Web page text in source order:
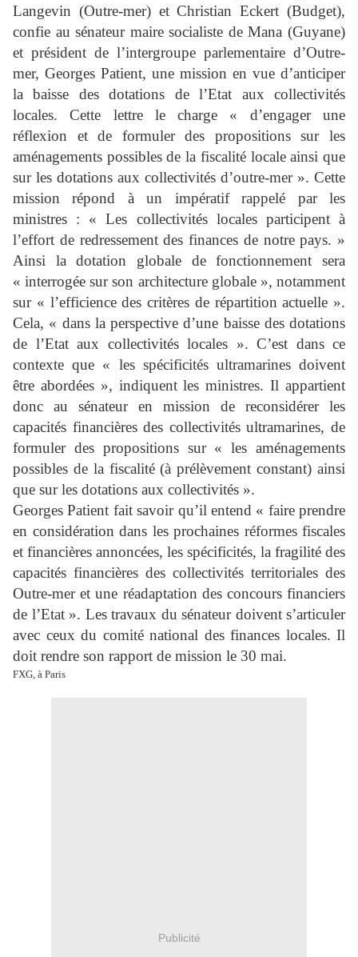
Langevin (Outre-mer) et Christian Eckert (Budget),
confie au sénateur maire socialiste de Mana (Guyane)
et président de l’intergroupe parlementaire d’Outre-
mer, Georges Patient, une mission en vue d’anticiper
la baisse des dotations de l’Etat aux collectivités
locales. Cette lettre le charge « d’engager une
réflexion et de formuler des propositions sur les
aménagements possibles de la fiscalité locale ainsi que
sur les dotations aux collectivités d’outre-mer ». Cette
mission répond à un impératif rappelé par les
ministres : « Les collectivités locales participent à
l’effort de redressement des finances de notre pays. »
Ainsi la dotation globale de fonctionnement sera
« interrogée sur son architecture globale », notamment
sur « l’efficience des critères de répartition actuelle ».
Cela, « dans la perspective d’une baisse des dotations
de l’Etat aux collectivités locales ». C’est dans ce
contexte que « les spécificités ultramarines doivent
être abordées », indiquent les ministres. Il appartient
donc au sénateur en mission de reconsidérer les
capacités financières des collectivités ultramarines, de
formuler des propositions sur « les aménagements
possibles de la fiscalité (à prélèvement constant) ainsi
que sur les dotations aux collectivités ».
Georges Patient fait savoir qu’il entend « faire prendre
en considération dans les prochaines réformes fiscales
et financières annoncées, les spécificités, la fragilité des
capacités financières des collectivités territoriales des
Outre-mer et une réadaptation des concours financiers
de l’Etat ». Les travaux du sénateur doivent s’articuler
avec ceux du comité national des finances locales. Il
doit rendre son rapport de mission le 30 mai.
FXG, à Paris
Publicité